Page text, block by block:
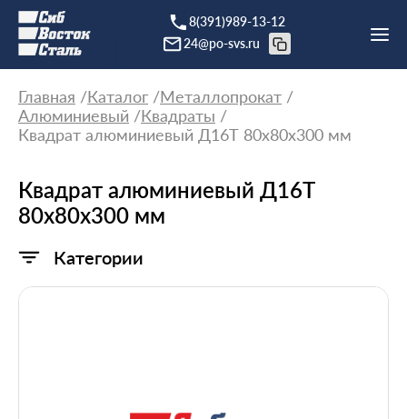
8(391)989-13-12
24@po-svs.ru
Главная Каталог
Металлопрокат
Алюминиевый
Квадраты
Квадрат алюминиевый Д16Т 80х80х300 мм
Квадрат алюминиевый Д16Т
80х80х300 мм
Категории